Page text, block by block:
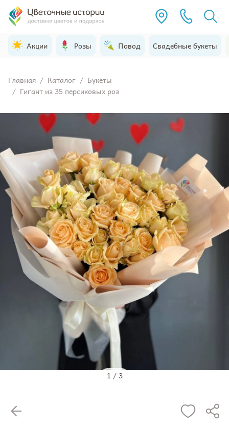
Акции Розы Повод Свадебные букеты
Главная / Каталог / Букеты
/ Гигант из 35 персиковых роз
1 /3